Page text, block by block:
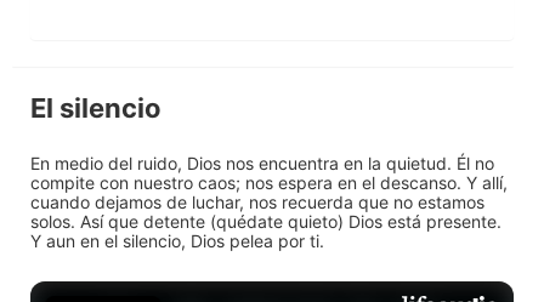
El silencio
En medio del ruido, Dios nos encuentra en la quietud. Él no
compite con nuestro caos; nos espera en el descanso. Y allí,
cuando dejamos de luchar, nos recuerda que no estamos
solos. Así que detente (quédate quieto) Dios está presente.
Y aun en el silencio, Dios pelea por ti.